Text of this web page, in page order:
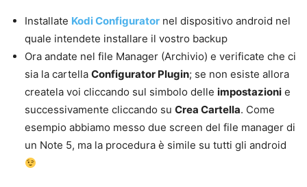
Installate Kodi Configurator nel dispositivo android nel
quale intendete installare il vostro backup
Ora andate nel file Manager (Archivio) e verificate che ci
sia la cartella Configurator Plugin; se non esiste allora
createla voi cliccando sul simbolo delle impostazioni e
successivamente cliccando su Crea Cartella. Come
esempio abbiamo messo due screen del file manager di
un Note 5, ma la procedura è simile su tutti gli android